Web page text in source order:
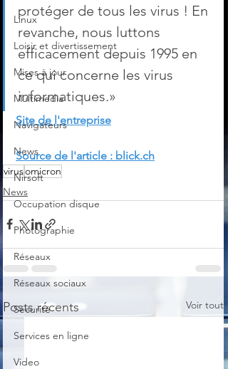
Linux
Loisir et divertissement
Mises à jour
Multimedia
Navigateurs
News
Nirsoft
Occupation disque
Photographie
Réseaux
Réseaux sociaux
Sécurité
Services en ligne
Video
protéger de tous les virus ! En
revanche, nous luttons
efficacement depuis 1995 en
ce qui concerne les virus
informatiques.»
Site de l'entreprise
Source de l'article : blick.ch
virusomicron
News
Posts récents Voir tout